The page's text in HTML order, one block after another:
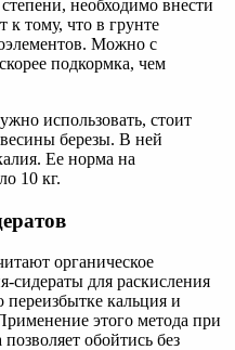
необходимо внести
к тому, что в грунте
Можно с
подкормка, чем
использовать, стоит
березы. В ней
Ее норма на
10 кг.
органическое
сидераты для раскисления
кальция и
этого метода при
обойтись без